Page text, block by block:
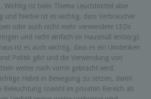
Wichtig ist beim Thema Leuchtmittel aber
und hierbei ist es wichtig, dass Verbraucher
oder auch nicht mehr verwendete LEDs
und nicht einfach im Hausmüll entsorgt
ist es auch wichtig, dass es ein Umdenken
Politik gibt und die Verwendung von
weiter nach vorne gebracht wird.
Hebel in Bewegung zu setzen, damit
Beleuchtung sowohl im privaten Bereich als